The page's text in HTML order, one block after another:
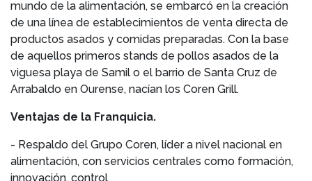
mundo de la alimentación, se embarcó en la creación
de una línea de establecimientos de venta directa de
productos asados y comidas preparadas. Con la base
de aquellos primeros stands de pollos asados de la
viguesa playa de Samil o el barrio de Santa Cruz de
Arrabaldo en Ourense, nacían los Coren Grill.
Ventajas de la Franquicia.
- Respaldo del Grupo Coren, líder a nivel nacional en
alimentación, con servicios centrales como formación,
innovación, control.